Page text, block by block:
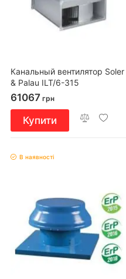
Канальный вентилятор Soler
& Palau ILT/6-315
61067 грн
Купити
В наявності